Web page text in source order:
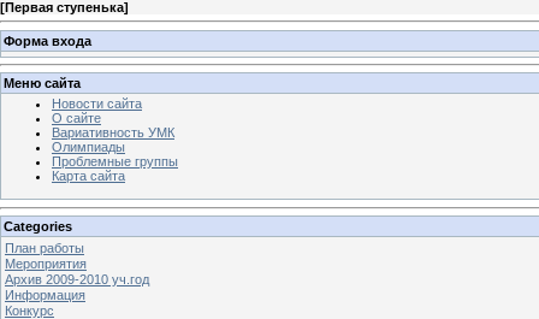
[Первая ступенька]
Форма входа
Меню сайта
Новости сайта
О сайте
Вариативность УМК
Олимпиады
Проблемные группы
Карта сайта
Categories
План работы
Мероприятия
Архив 2009-2010 уч.год
Информация
Конкурс